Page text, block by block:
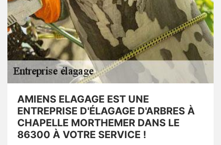
AMIENS ELAGAGE EST UNE
ENTREPRISE D'ÉLAGAGE D'ARBRES À
CHAPELLE MORTHEMER DANS LE
86300 À VOTRE SERVICE !